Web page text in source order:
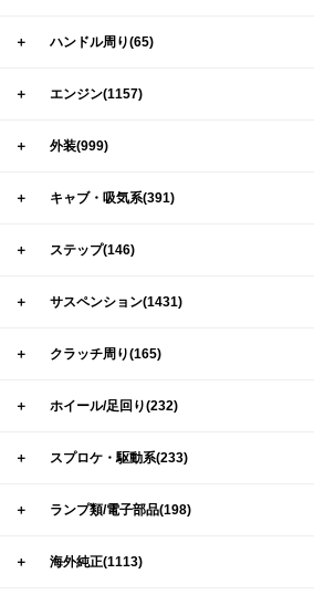
＋ ハンドル周り(65)
＋ エンジン(1157)
＋ 外装(999)
＋ キャブ・吸気系(391)
＋ ステップ(146)
＋ サスペンション(1431)
＋ クラッチ周り(165)
＋ ホイール/足回り(232)
＋ スプロケ・駆動系(233)
＋ ランプ類/電子部品(198)
＋ 海外純正(1113)